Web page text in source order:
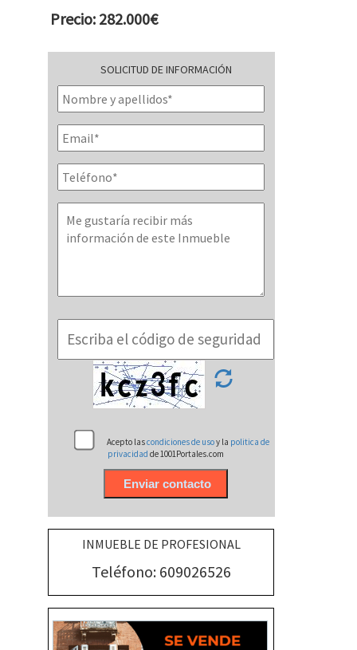
Precio: 282.000€
SOLICITUD DE INFORMACIÓN
Acepto lascondiciones de usoy la politica de
privacidadde 1001Portales.com
INMUEBLE DE PROFESIONAL
Teléfono: 609026526